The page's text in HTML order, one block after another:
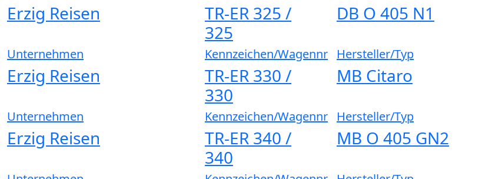
Erzig Reisen
TR-ER 325 /
325
DB O 405 N1
Unternehmen
Erzig Reisen
Kennzeichen/Wagennr
TR-ER 330 /
330
Hersteller/Typ
MB Citaro
Unternehmen
Erzig Reisen
Kennzeichen/Wagennr
TR-ER 340 /
340
Hersteller/Typ
MB O 405 GN2